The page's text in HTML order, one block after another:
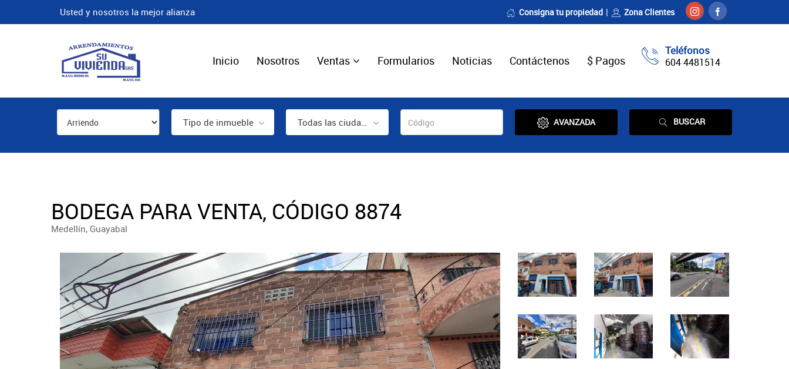
Usted y nosotros la mejor alianza Consigna tu propiedad Zona Clientes
Teléfonos
604 4481514
Inicio Nosotros Ventas Formularios Noticias Contáctenos $ Pagos
Tipo de inmueble Todas las ciudades AVANZADA BUSCAR
BODEGA PARA VENTA, CÓDIGO 8874
Medellín, Guayabal